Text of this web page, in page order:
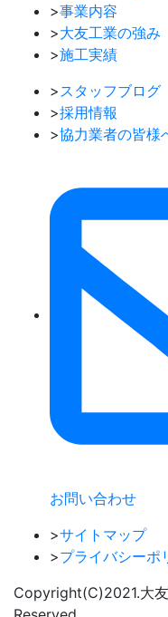
>事業内容
>大友工業の強み
>施工実績
> スタッフブログ
>採用情報
>協力業者の皆様
お問い合わせ
>サイトマップ
>プライバシーポ
Copyright(C)2021.⼤